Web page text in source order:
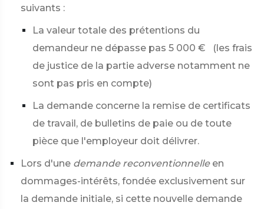
suivants :
La valeur totale des prétentions du
demandeur ne dépasse pas 5 000 €
(les frais
de justice de la partie adverse notamment ne
sont pas pris en compte)
La demande concerne la remise de certificats
de travail, de bulletins de paie ou de toute
pièce que l'employeur doit délivrer.
Lors d'une demande reconventionnelle en
dommages-intérêts, fondée exclusivement sur
la demande initiale, si cette nouvelle demande